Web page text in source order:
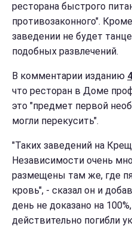
ресторана быстрого
противозаконного".
заведении не будет
подобных развлечений.
В комментарии изданию
что ресторан в Доме
это "предмет первой
могли перекусить".
"Таких заведений на
Независимости очень
размещены там же, где
кровь", - сказал он и
день не доказано на
действительно погибли